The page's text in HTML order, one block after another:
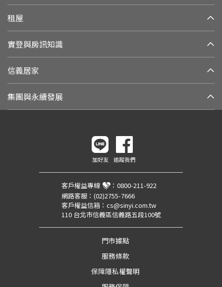
租屋
實登與房訊知識
信義居家
集團與永續發展
加好友 追蹤我們
客戶權益專線 ： 0800-211-922
網路客服： (02)2755-7666
客戶權益信箱： cs@sinyi.com.tw
110 台北市信義區信義路五段100號
門市據點
服務條款
保障隱私權聲明